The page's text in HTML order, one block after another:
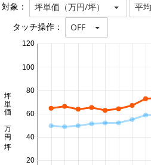
対象： 坪単価（万円/坪） 平
タッチ操作： OFF
20
40
60
80
100
120
坪単価 万円/坪